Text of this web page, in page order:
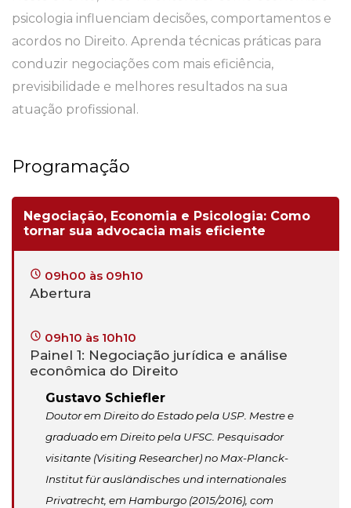
psicologia influenciam decisões, comportamentos e
acordos no Direito. Aprenda técnicas práticas para
conduzir negociações com mais eficiência,
previsibilidade e melhores resultados na sua
atuação profissional.
Programação
Negociação, Economia e Psicologia: Como
tornar sua advocacia mais eficiente
09h00 às 09h10
Abertura
09h10 às 10h10
Painel 1: Negociação jurídica e análise
econômica do Direito
Gustavo Schiefler
Doutor em Direito do Estado pela USP. Mestre e
graduado em Direito pela UFSC. Pesquisador
visitante (Visiting Researcher) no Max-Planck-
Institut für ausländisches und internationales
Privatrecht, em Hamburgo (2015/2016), com